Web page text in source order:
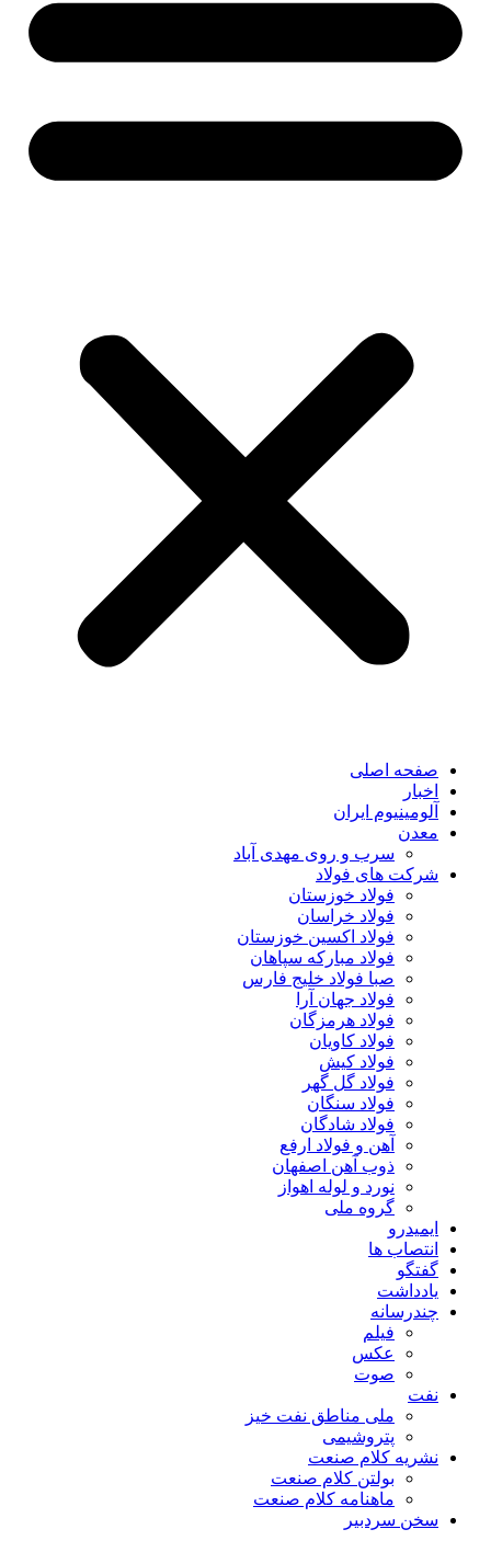
صفحه اصلی
اخبار
آلومینیوم ایران
معدن
سرب و روی مهدی آباد
شرکت های فولاد
فولاد خوزستان
فولاد خراسان
فولاد اکسین خوزستان
فولاد مبارکه سپاهان
صبا فولاد خلیج فارس
فولاد جهان آرا
فولاد هرمزگان
فولاد کاویان
فولاد کیش
فولاد گل گهر
فولاد سنگان
فولاد شادگان
آهن و فولاد ارفع
ذوب آهن اصفهان
نورد و لوله اهواز
گروه ملی
ایمیدرو
انتصاب ها
گفتگو
یادداشت
چندرسانه
فیلم
عکس
صوت
نفت
ملی مناطق نفت خیز
پتروشیمی
نشریه کلام صنعت
بولتن کلام صنعت
ماهنامه کلام صنعت
سخن سردبیر